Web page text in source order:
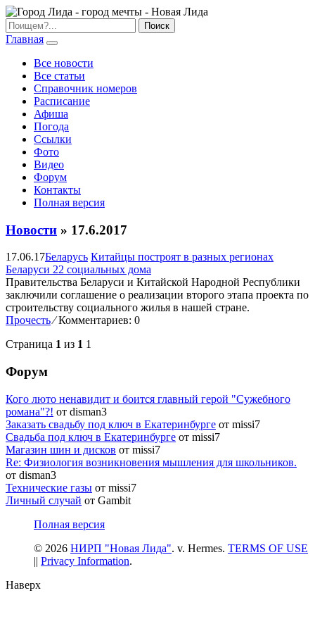
Главная
Все новости
Все статьи
Справочник номеров
Расписание
Афиша
Погода
Ссылки
Фото
Видео
Форум
Контакты
Полная версия
Новости » 17.6.2017
17.06.17Беларусь Китайцы построят в разных регионах
Беларуси 22 социальных дома
Правительства Беларуси и Китайской Народной Республики
заключили соглашение о реализации второго этапа проекта по
строительству социального жилья в нашей стране.
Прочесть ⁄Комментариев: 0
Страница 1 из 1 1
Форум
Кого люто ненавидит и боится главный герой "Сужебного
романа"?! от disman3
Заказать свадьбу под ключ в Екатеринбурге от missi7
Cвадьба под ключ в Екатеринбурге от missi7
Магазин шин и дисков от missi7
Re: Физиология возникновения мышления для школьников.
от disman3
Технические газы от missi7
Личный случай от Gambit
Полная версия
© 2026 НИРП "Новая Лида". v. Hermes. TERMS OF USE
|| Privacy Information.
Наверх